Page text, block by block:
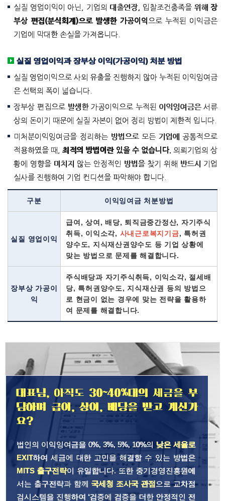
실질 영업이익이 아닌, 기업의 대출연장, 입찰조건충족을 위해 장
부상 편집(분식회계)으로 발생한 가공이익 으로 누적된 이익금은
기업에 막대한 손실을 가져옵니다.
실질 영업이익과 장부상 이익(가공이익) 처분 방법
실질 영업이익으로 사외 유출을 진행하지 않아 누적된 이익잉여금
은 선택의 폭이 넓습니다.
장부상 편집으로 발생한 가공이익으로 누적된 이익잉여금은 서류
상의 돈이기 때문에 실질 자본이 없어 정리 방법이 제한적 입니다.
미처분이익잉여금을 정리하는 방법으로 모든 기업에 공통적으로
적용하였을 때,최적의 방법이란 있을 수 없습니다. 의뢰기업의 상
황에 영향을 미치지 않는 안정적인 방법을 찾기 위해 반드시 기업
실사를 진행하여 기업 컨디션을 파악해야 합니다.
구분 이익잉여금 처분방법
실질 영업이익
급여, 상여, 배당, 퇴직금중간정산, 자기주식
취득, 이익소각, 사내근로복지기금, 특허권
양수도, 지식재산권양수도 등 기업 상황에
맞는 방법으로 문제를 해결합니다.
장부상 가공이
익
주식배당과 자기주식취득, 이익소각, 절세배
당, 특허권양수도, 지식재산권 등의 방법으
로 현금이 없는 경우에 맞는 전략을 활용하
여 문제를 해결합니다.
대표님, 아직도 30~40%대의 세금을 부
담하며 급여, 상여, 배당을 받고 계신가
요?
법인의 이익잉여금을 0%, 3%, 5%, 10%의 낮은 세율로
EXIT하여 세금에 대한 고민을 해결할 수 있는 방법은
MITS 출구전략이 유일합니다. 또한 중기경영진흥원에
서는 출구전략과 함께 국세청 조사국 관점으로 교차점
검시스템을 진행하여 ‘검증에 검증을 더한 안정적인 전